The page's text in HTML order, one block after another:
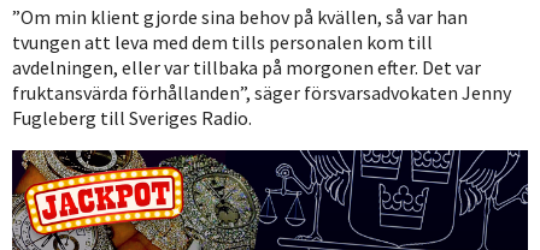
”Om min klient gjorde sina behov på kvällen, så var han
tvungen att leva med dem tills personalen kom till
avdelningen, eller var tillbaka på morgonen efter. Det var
fruktansvärda förhållanden”, säger försvarsadvokaten Jenny
Fugleberg till Sveriges Radio.